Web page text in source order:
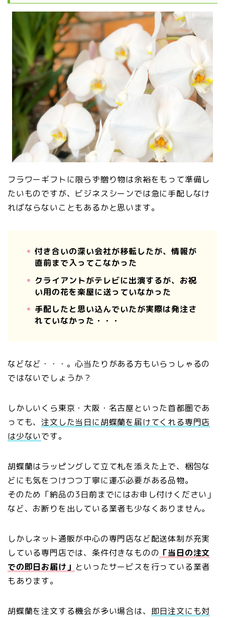
フラワーギフトに限らず贈り物は余裕をもって準備し
たいものですが、ビジネスシーンでは急に手配しなけ
ればならないこともあるかと思います。
付き合いの深い会社が移転したが、情報が
直前まで入ってこなかった
クライアントがテレビに出演するが、お祝
い用の花を楽屋に送っていなかった
手配したと思い込んでいたが実際は発注さ
れていなかった・・・
などなど・・・。心当たりがある方もいらっしゃるの
ではないでしょうか？
しかしいくら東京・大阪・名古屋といった首都圏であ
っても、注文した当日に胡蝶蘭を届けてくれる専門店
は少ないです。
胡蝶蘭はラッピングして立て札を添えた上で、梱包な
どにも気をつけつつ丁寧に運ぶ必要がある品物。
そのため「納品の3日前までにはお申し付けください」
など、お断りを出している業者も少なくありません。
しかしネット通販が中心の専門店など配送体制が充実
している専門店では、条件付きなものの 「当日の注文
での即日お届け」 といったサービスを行っている業者
もあります。
胡蝶蘭を注文する機会が多い場合は、 即日注文にも対